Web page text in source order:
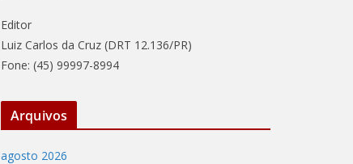
Editor
Luiz Carlos da Cruz (DRT 12.136/PR)
Fone: (45) 99997-8994
Arquivos
agosto 2026